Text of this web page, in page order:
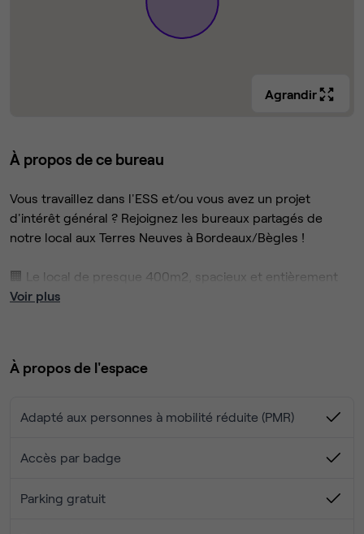
Agrandir
À propos de ce bureau
Vous travaillez dans l'ESS et/ou vous avez un projet
d'intérêt général ? Rejoignez les bureaux partagés de
notre local aux Terres Neuves à Bordeaux/Bègles !
🏢 Le local de presque 400m2, spacieux et entièrement
rénové et réaménagé fin 2023, peut accueillir jusqu'à 30
se réunir, accueillir des invités et partager des moments
Une entrée, avec évier, machine à café et thé
phoniquement
Voir plus
À propos de l'espace
Adapté aux personnes à mobilité réduite (PMR)
Accès par badge
Parking gratuit